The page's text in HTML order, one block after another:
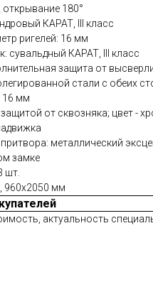
открывание 180°
КАРАТ, III класс
ригелей: 16 мм
сувальдный КАРАТ, III класс
защита от
стали с обеих
16 мм
от сквозняка; цвет -
металлический
замке
шт.
960х2050 мм
актуальность